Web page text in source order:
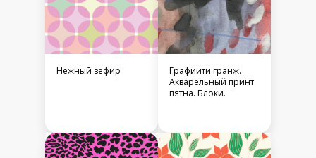
Нежный зефир
Графиити гранж.
Акварельный принт
пятна. Блоки.